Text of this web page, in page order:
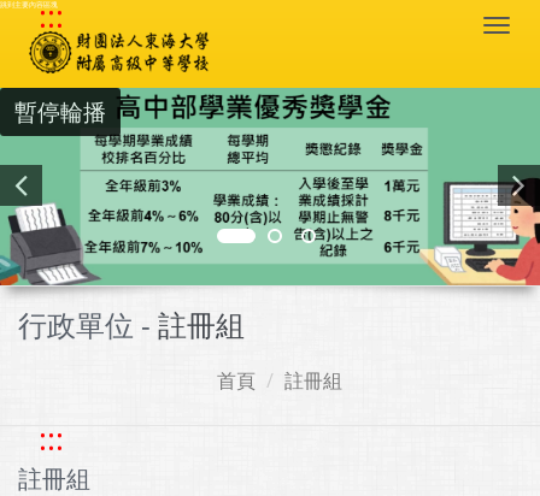
跳到主要內容區塊
:::
暫停輪播
行政單位 - 註冊組
首頁 註冊組
:::
註冊組